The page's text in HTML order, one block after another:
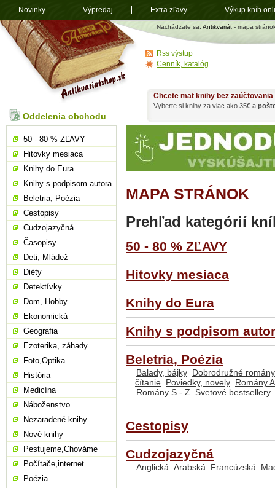
Antikvariát
shop.sk
Nachádzate sa: Antikvariát - mapa
MAPA STRÁNOK
Prehľad kategórií
50 - 80 % ZĽAVY
Hitovky mesiaca
Knihy do Eura
Knihy s podpisom
Beletria, Poézia
Balady, bájky Dobrodružné romány
čítanie Poviedky, novely Romány
Romány S - Z Svetové bestsellery
Cestopisy
Cudzojazyčná
Anglická Arabská Francúzská
Chcete mat knihy bez
Vyberte si knihy za viac ako 35€ a
Oddelenia obchodu
50 - 80 % ZĽAVY
Hitovky mesiaca
Knihy do Eura
Knihy s podpisom autora
Beletria, Poézia
Cestopisy
Cudzojazyčná
Časopisy
Deti, Mládež
Diéty
Detektívky
Dom, Hobby
Ekonomická
Geografia
Ezoterika, záhady
Foto,Optika
História
Medicína
Náboženstvo
Nezaradené knihy
Nové knihy
Pestujeme,Chováme
Počítače,internet
Poézia
Rss výstup
Cenník, katalóg
Novinky Výpredaj Extra zľavy Výkup kníh